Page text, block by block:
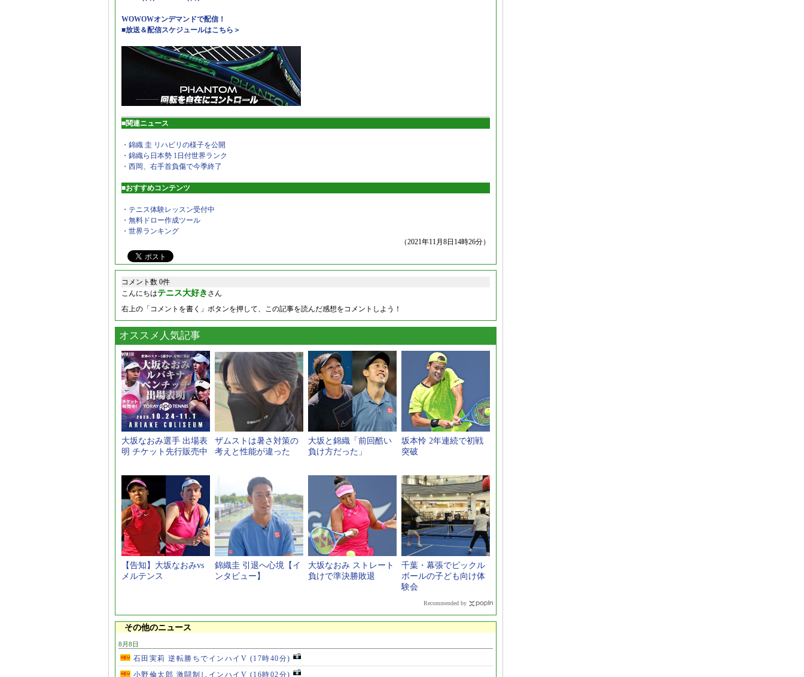
WOWOWオンデマンドで配信！
■放送＆配信スケジュールはこちら＞
■関連ニュース
・錦織 圭 リハビリの様子を公開
・錦織ら日本勢 1日付世界ランク
・西岡、右手首負傷で今季終了
■おすすめコンテンツ
・テニス体験レッスン受付中
・無料ドロー作成ツール
・世界ランキング
（2021年11月8日14時26分）
コメント数 0件
こんにちはテニス大好き さん
右上の「コメントを書く」ボタンを押して、この記事を読んだ感想をコメントしよう！
オススメ人気記事
大坂なおみ選手 出場表
明 チケット先行販売中
ザムストは暑さ対策の
考えと性能が違った
大坂と錦織「前回酷い
負け方だった」
坂本怜 2年連続で初戦
突破
【告知】大坂なおみvs
メルテンス
錦織圭 引退へ心境【イ
ンタビュー】
大坂なおみ ストレート
負けで準決勝敗退
千葉・幕張でピックル
ボールの子ども向け体
験会
Recommended by
その他のニュース
8月8日
石田実莉 逆転勝ちでインハイV (17時40分)
小野倫太郎 激闘制しインハイV (16時02分)